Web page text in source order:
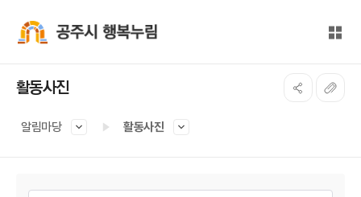
전체
활동사진
알림마당 활동사진